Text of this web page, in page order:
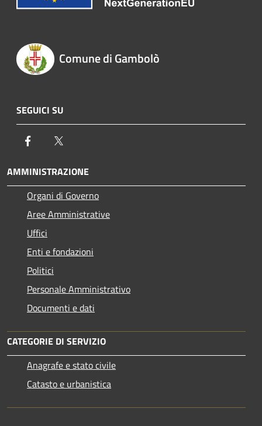
Comune di Gambolò
SEGUICI SU
Facebook
AMMINISTRAZIONE
Organi di Governo
Aree Amministrative
Uffici
Enti e fondazioni
Politici
Personale Amministrativo
Documenti e dati
CATEGORIE DI SERVIZIO
Anagrafe e stato civile
Catasto e urbanistica